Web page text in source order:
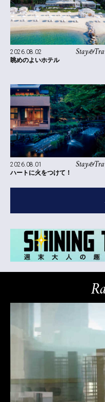
2026.08.02
眺めのよいホテル
2026.08.01
ハートに火をつけて！